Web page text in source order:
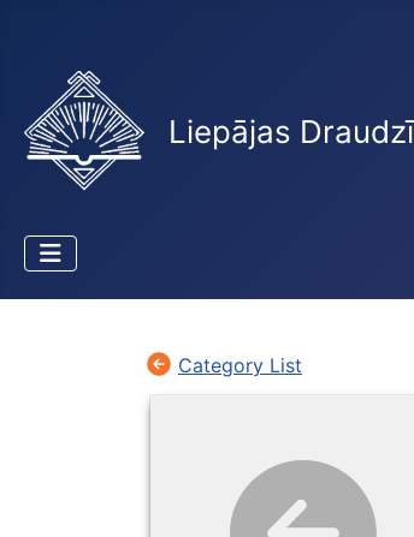
Liepājas
Category List